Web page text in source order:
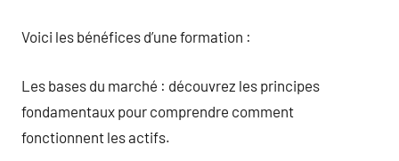
Voici les bénéfices d’une formation :
Les bases du marché : découvrez les principes
fondamentaux pour comprendre comment
fonctionnent les actifs.